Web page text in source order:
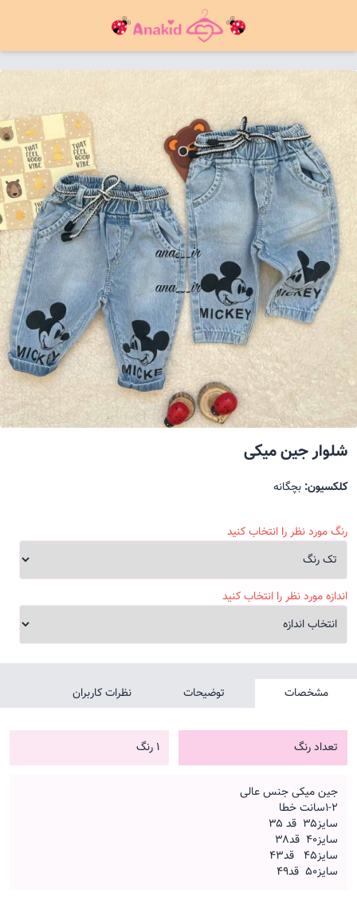
شلوار جین میکی
کلکسیون: بچگانه
رنگ مورد نظر را انتخاب کنید
اندازه مورد نظر را انتخاب کنید
مشخصات توضیحات نظرات کاربران
تعداد رنگ 1 رنگ
جین میکی جنس عالی
۱-۲سانت خطا
سایز۳۵ قد ۳۵
سایز۴۰ قد۳۸
سایز۴۵ قد۴۳
سایز۵۰ قد۴۹